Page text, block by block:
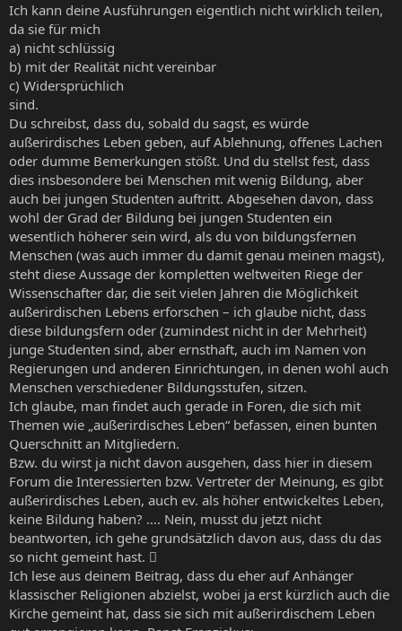
Ich kann deine Ausführungen eigentlich nicht wirklich teilen,
da sie für mich
a) nicht schlüssig
b) mit der Realität nicht vereinbar
c) Widersprüchlich
sind.
Du schreibst, dass du, sobald du sagst, es würde
außerirdisches Leben geben, auf Ablehnung, offenes Lachen
oder dumme Bemerkungen stößt. Und du stellst fest, dass
dies insbesondere bei Menschen mit wenig Bildung, aber
auch bei jungen Studenten auftritt. Abgesehen davon, dass
wohl der Grad der Bildung bei jungen Studenten ein
wesentlich höherer sein wird, als du von bildungsfernen
Menschen (was auch immer du damit genau meinen magst),
steht diese Aussage der kompletten weltweiten Riege der
Wissenschafter dar, die seit vielen Jahren die Möglichkeit
außerirdischen Lebens erforschen – ich glaube nicht, dass
diese bildungsfern oder (zumindest nicht in der Mehrheit)
junge Studenten sind, aber ernsthaft, auch im Namen von
Regierungen und anderen Einrichtungen, in denen wohl auch
Menschen verschiedener Bildungsstufen, sitzen.
Ich glaube, man findet auch gerade in Foren, die sich mit
Themen wie „außerirdisches Leben“ befassen, einen bunten
Querschnitt an Mitgliedern.
Bzw. du wirst ja nicht davon ausgehen, dass hier in diesem
Forum die Interessierten bzw. Vertreter der Meinung, es gibt
außerirdisches Leben, auch ev. als höher entwickeltes Leben,
keine Bildung haben? …. Nein, musst du jetzt nicht
beantworten, ich gehe grundsätzlich davon aus, dass du das
so nicht gemeint hast. 
Ich lese aus deinem Beitrag, dass du eher auf Anhänger
klassischer Religionen abzielst, wobei ja erst kürzlich auch die
Kirche gemeint hat, dass sie sich mit außerirdischem Leben